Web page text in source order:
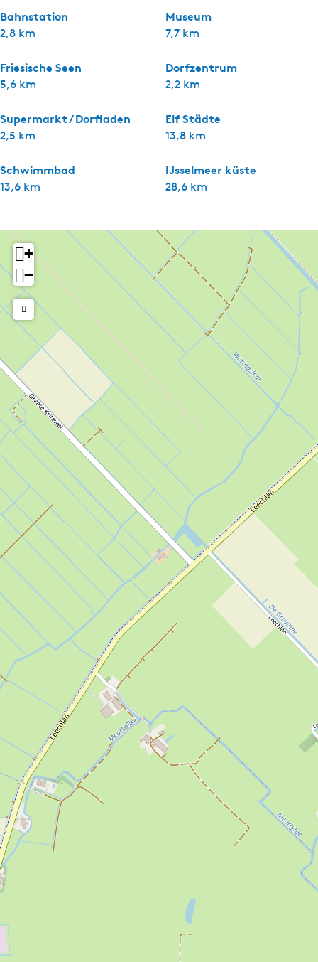
Bahnstation
2,8 km
Museum
7,7 km
Friesische Seen
5,6 km
Dorfzentrum
2,2 km
Supermarkt / Dorfladen
2,5 km
Elf Städte
13,8 km
Schwimmbad
13,6 km
IJsselmeer küste
28,6 km
+
−